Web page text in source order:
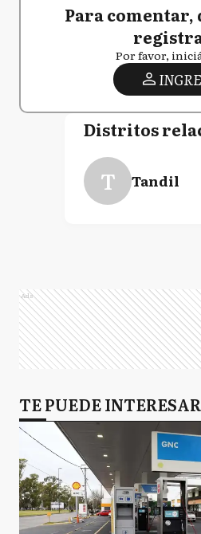
9D 9 de Julio
Alberti
B Bragado
CT Carlos
C Chacabuco
C Chivilcoy
FA Florentino
Para comentar,
Por favor,
Distritos
T Tandil
Ads
TE PUEDE INTERESAR